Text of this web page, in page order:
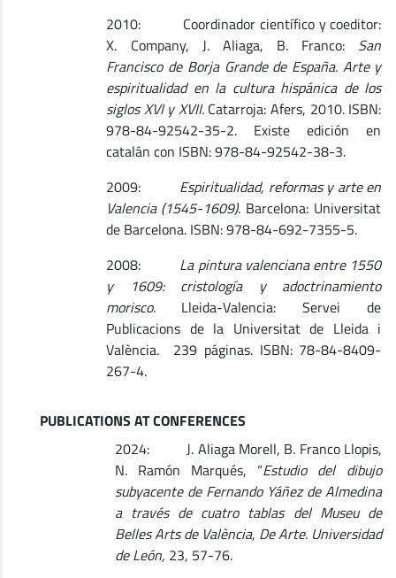
2010: Coordinador científico y coeditor:
X. Company, J. Aliaga, B. Franco: San
Francisco de Borja Grande de España. Arte y
espiritualidad en la cultura hispánica de los
siglos XVI y XVII. Catarroja: Afers, 2010. ISBN:
978-84-92542-35-2. Existe edición en
catalán con ISBN: 978-84-92542-38-3.
2009: Espiritualidad, reformas y arte en
Valencia (1545-1609). Barcelona: Universitat
de Barcelona. ISBN: 978-84-692-7355-5.
2008: La pintura valenciana entre 1550
y 1609: cristología y adoctrinamiento
morisco. Lleida-Valencia: Servei de
Publicacions de la Universitat de Lleida i
València. 239 páginas. ISBN: 78-84-8409-
267-4.
PUBLICATIONS AT CONFERENCES
2024: J. Aliaga Morell, B. Franco Llopis,
N. Ramón Marqués, “Estudio del dibujo
subyacente de Fernando Yáñez de Almedina
a través de cuatro tablas del Museu de
Belles Arts de València, De Arte. Universidad
de León, 23, 57-76.